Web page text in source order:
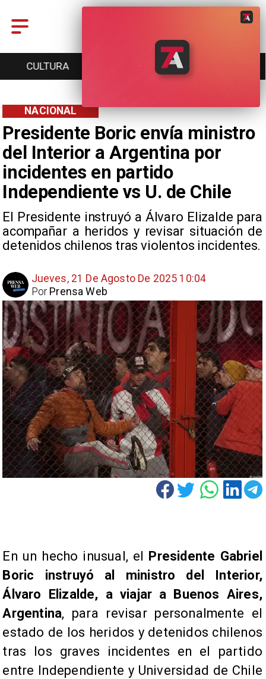
CULTURA TURISMO
Presidente Boric envía ministro
del Interior a Argentina por
incidentes en partido
Independiente vs U. de Chile
El Presidente instruyó a Álvaro Elizalde para
acompañar a heridos y revisar situación de
detenidos chilenos tras violentos incidentes.
NACIONAL
Jueves, 21 De Agosto De 2025 10:04
Prensa Web
Por
En un hecho inusual, el
Presidente Gabriel
Boric instruyó al ministro del Interior,
Álvaro Elizalde, a viajar a Buenos Aires,
Argentina, para revisar personalmente el
estado de los heridos y detenidos chilenos
tras los graves incidentes en el partido
entre Independiente y Universidad de Chile